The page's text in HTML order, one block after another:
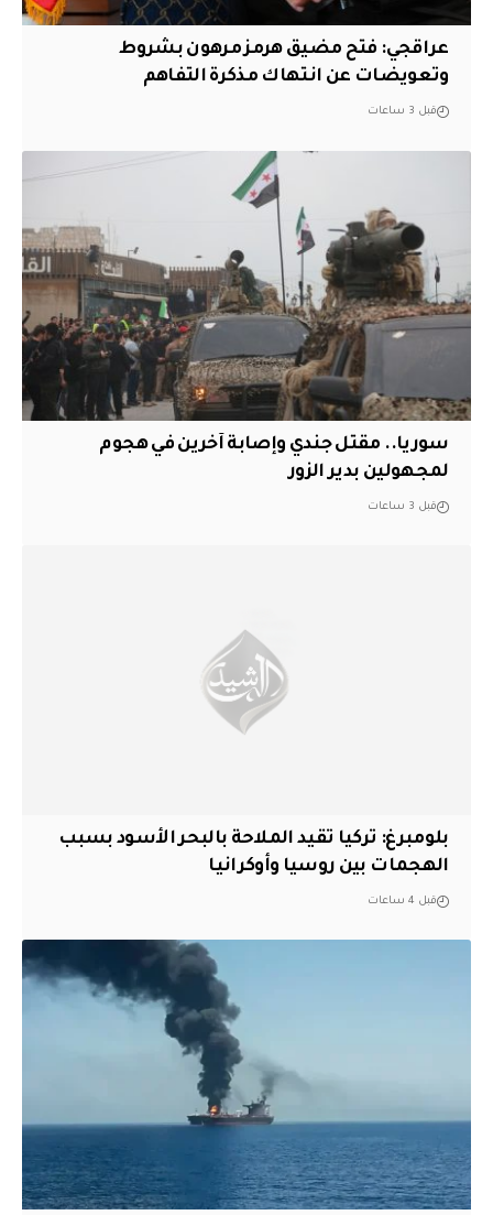
عراقجي: فتح مضيق هرمز مرهون بشروط
وتعويضات عن انتهاك مذكرة التفاهم
قبل 3 ساعات
سوريا.. مقتل جندي وإصابة آخرين في هجوم
لمجهولين بدير الزور
قبل 3 ساعات
بلومبرغ: تركيا تقيد الملاحة بالبحر الأسود بسبب
الهجمات بين روسيا وأوكرانيا
قبل 4 ساعات